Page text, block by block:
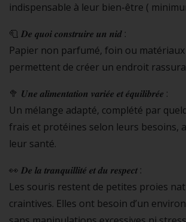
indispensable à leur bien-être (
🧻 𝑫𝒆 𝒒𝒖𝒐𝒊 𝒄𝒐𝒏𝒔𝒕𝒓𝒖𝒊𝒓𝒆 𝒖𝒏 𝒏𝒊𝒅 :
Papier non parfumé, foin ou
permettent de créer un endroit
🥦 𝑼𝒏𝒆 𝒂𝒍𝒊𝒎𝒆𝒏𝒕𝒂𝒕𝒊𝒐𝒏 𝒗𝒂𝒓𝒊𝒆́𝒆 𝒆𝒕 𝒆́𝒒𝒖𝒊𝒍𝒊𝒃𝒓𝒆́𝒆 :
Un mélange adapté, complété par
frais et protéines selon leurs besoins,
leur santé.
👀 𝑫𝒆 𝒍𝒂 𝒕𝒓𝒂𝒏𝒒𝒖𝒊𝒍𝒍𝒊𝒕𝒆́ 𝒆𝒕 𝒅𝒖 𝒓𝒆𝒔𝒑𝒆𝒄𝒕 :
Les souris restent de petites proies
craintives. Elles ont besoin d’un